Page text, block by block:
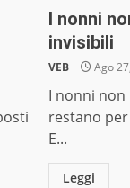
I nonni
invisibili
VEB Ago
I nonni
restano
E...
Leggi